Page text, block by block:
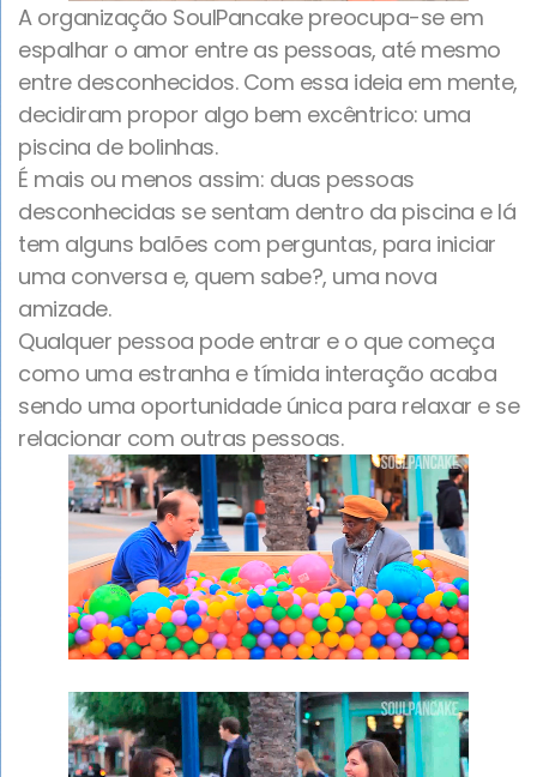
A organização SoulPancake preocupa-se em
espalhar o amor entre as pessoas, até mesmo
entre desconhecidos. Com essa ideia em mente,
decidiram propor algo bem excêntrico: uma
piscina de bolinhas.
É mais ou menos assim: duas pessoas
desconhecidas se sentam dentro da piscina e lá
tem alguns balões com perguntas, para iniciar
uma conversa e, quem sabe?, uma nova
amizade.
Qualquer pessoa pode entrar e o que começa
como uma estranha e tímida interação acaba
sendo uma oportunidade única para relaxar e se
relacionar com outras pessoas.